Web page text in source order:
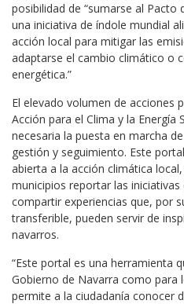
posibilidad de “sumarse al Pacto
una iniciativa de índole mundial
acción local para mitigar las
adaptarse el cambio climático o
energética.”
El elevado volumen de acciones
Acción para el Clima y la Energía
necesaria la puesta en marcha
gestión y seguimiento. Este
abierta a la acción climática
municipios reportar las
compartir experiencias que, por
transferible, pueden servir de
navarros.
“Este portal es una herramienta
Gobierno de Navarra como para
permite a la ciudadanía conocer